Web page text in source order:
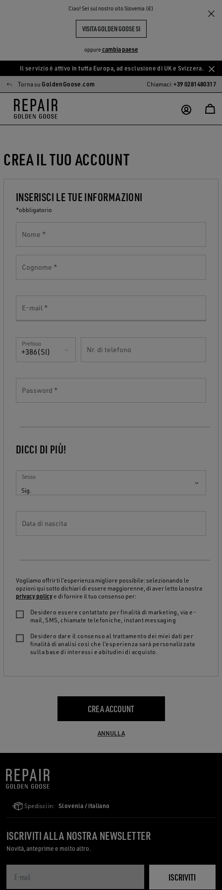
Ciao! Sei sul nostro sito Slovenia (€)
VISITA GOLDEN GOOSE SI
oppurecambia paese
Vai
al
contenuto
principale
Vai
al
contenuto
del
piè
Il servizio è attivo in tutta Europa, ad esclusione di UK e Svizzera.
Torna su GoldenGoose.com Chiamaci:+39 0281480317
CREA IL TUO ACCOUNT
INSERISCI LE TUE INFORMAZIONI
*obbligatorio
Nome
Cognome
E-mail
+386(SI)
Prefisso
Nr. di telefono
Password
DICCI DI PIÙ!
Sig.
Sesso
Data di nascita
Vogliamo offrirti l’esperienza migliore possibile: selezionando le
opzioni qui sotto dichiari di essere maggiorenne, di aver letto la nostra
privacy policy e di fornire il tuo consenso per:
Desidero essere contattato per finalità di marketing, via e-
mail, SMS, chiamate telefoniche, instant messaging
Desidero dare il consenso al trattamento dei miei dati per
finalità di analisi così che l’esperienza sarà personalizzata
sulla base di interessi e abitudini di acquisto.
CREA ACCOUNT
ANNULLA
Spedisci in: Slovenia / italiano
ISCRIVITI ALLA NOSTRA NEWSLETTER
Novità, anteprime e molto altro.
ISCRIVITI